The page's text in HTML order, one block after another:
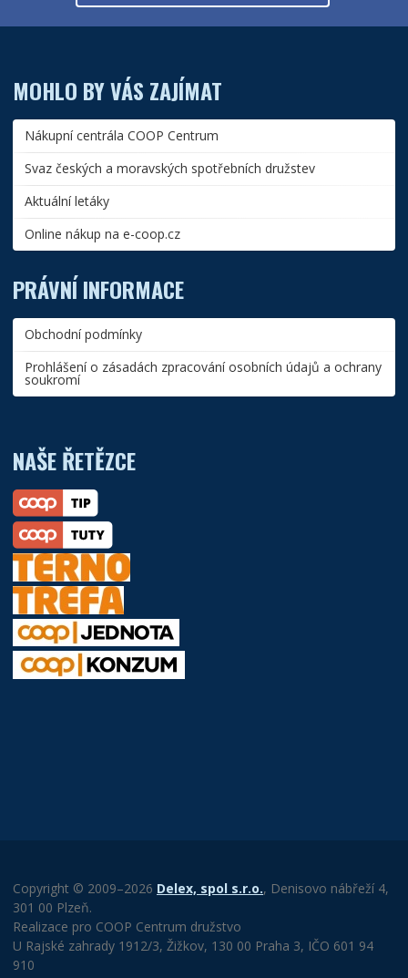
MOHLO BY VÁS ZAJÍMAT
Nákupní centrála COOP Centrum
Svaz českých a moravských spotřebních družstev
Aktuální letáky
Online nákup na e-coop.cz
PRÁVNÍ INFORMACE
Obchodní podmínky
Prohlášení o zásadách zpracování osobních údajů a ochrany
soukromí
NAŠE ŘETĚZCE
Copyright © 2009–2026 Delex, spol s.r.o., Denisovo nábřeží 4,
301 00 Plzeň.
Realizace pro COOP Centrum družstvo
U Rajské zahrady 1912/3, Žižkov, 130 00 Praha 3, IČO 601 94
910